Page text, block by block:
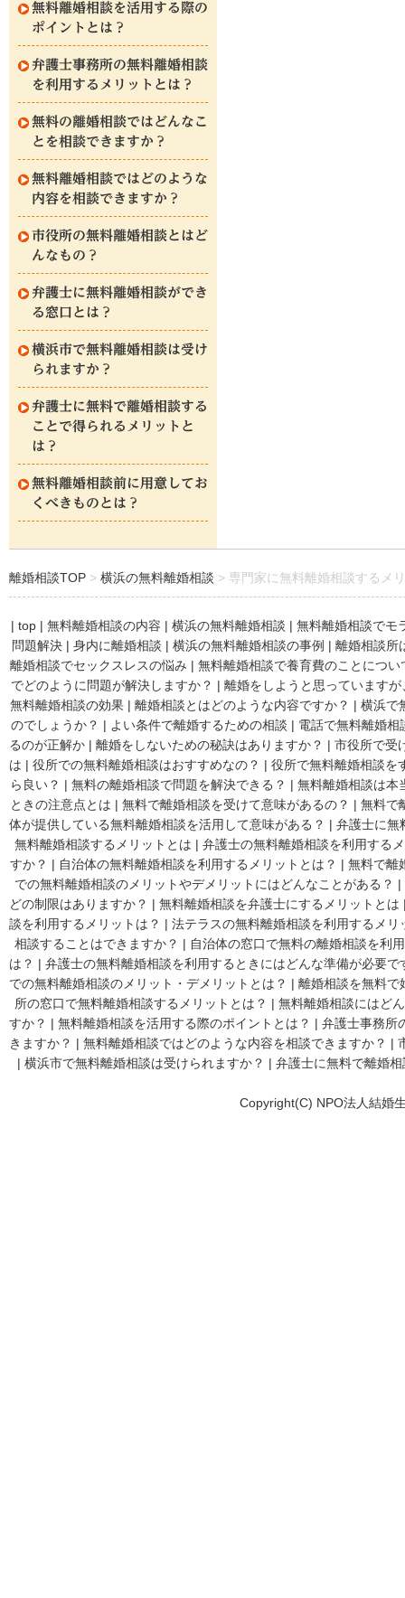
無料離婚相談を活用する際の
ポイントとは？
弁護士事務所の無料離婚相談
を利用するメリットとは？
無料の離婚相談ではどんなこ
とを相談できますか？
無料離婚相談ではどのような
内容を相談できますか？
市役所の無料離婚相談とはど
んなもの？
弁護士に無料離婚相談ができ
る窓口とは？
横浜市で無料離婚相談は受け
られますか？
弁護士に無料で離婚相談する
ことで得られるメリットと
は？
無料離婚相談前に用意してお
くべきものとは？
離婚相談TOP 横浜の無料離婚相談 専門家に無料離婚相談するメ
| top | 無料離婚相談の内容 | 横浜の無料離婚相談 | 無料離婚相談でモ
問題解決 | 身内に離婚相談 | 横浜の無料離婚相談の事例 | 離婚相談所
離婚相談でセックスレスの悩み | 無料離婚相談で養育費のことについ
でどのように問題が解決しますか？ | 離婚をしようと思っています
無料離婚相談の効果 | 離婚相談とはどのような内容ですか？ | 横浜で
のでしょうか？ | よい条件で離婚するための相談 | 電話で無料離婚相
るのが正解か | 離婚をしないための秘訣はありますか？ | 市役所で受
は | 役所での無料離婚相談はおすすめなの？ | 役所で無料離婚相談を
ら良い？ | 無料の離婚相談で問題を解決できる？ | 無料離婚相談は本
ときの注意点とは | 無料で離婚相談を受けて意味があるの？ | 無料で
体が提供している無料離婚相談を活用して意味がある？ | 弁護士に無
無料離婚相談するメリットとは | 弁護士の無料離婚相談を利用する
すか？ | 自治体の無料離婚相談を利用するメリットとは？ | 無料で離
での無料離婚相談のメリットやデメリットにはどんなことがある？ |
どの制限はありますか？ | 無料離婚相談を弁護士にするメリットとは
談を利用するメリットは？ | 法テラスの無料離婚相談を利用するメリ
相談することはできますか？ | 自治体の窓口で無料の離婚相談を利
は？ | 弁護士の無料離婚相談を利用するときにはどんな準備が必要で
での無料離婚相談のメリット・デメリットとは？ | 離婚相談を無料で
所の窓口で無料離婚相談するメリットとは？ | 無料離婚相談にはど
すか？ | 無料離婚相談を活用する際のポイントとは？ | 弁護士事務所
きますか？ | 無料離婚相談ではどのような内容を相談できますか？ |
| 横浜市で無料離婚相談は受けられますか？ | 弁護士に無料で離婚
Copyright(C) NPO法人結婚